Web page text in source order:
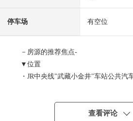
停车场 有空位
－房源的推荐焦点-
▼位置
・JR中央线"武藏小金井"车站公共汽
查看评论